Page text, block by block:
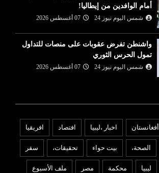
أمام الوافدين من إيطاليا!
شمس اليوم نيوز 24 07 أغسطس 2026
واشنطن تفرض عقوبات على منصات للتداول
تمول الحرس الثوري
شمس اليوم نيوز 24 07 أغسطس 2026
أفغانستان اخبار ،ليبيا افتصاد افريقيا
الصحة، بيت حواء تحقيقات، سفر
ليبيا محكمة مصر ملف الأسبوع